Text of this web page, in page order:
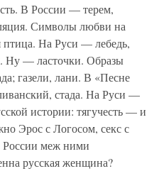
В России — терем,
Символы любви на
птица. На Руси — лебедь,
Ну — ласточки. Образы
газели, лани. В «Песне
стада. На Руси —
истории: тягучесть — и
Эрос с Логосом, секс с
России меж ними
русская женщина?